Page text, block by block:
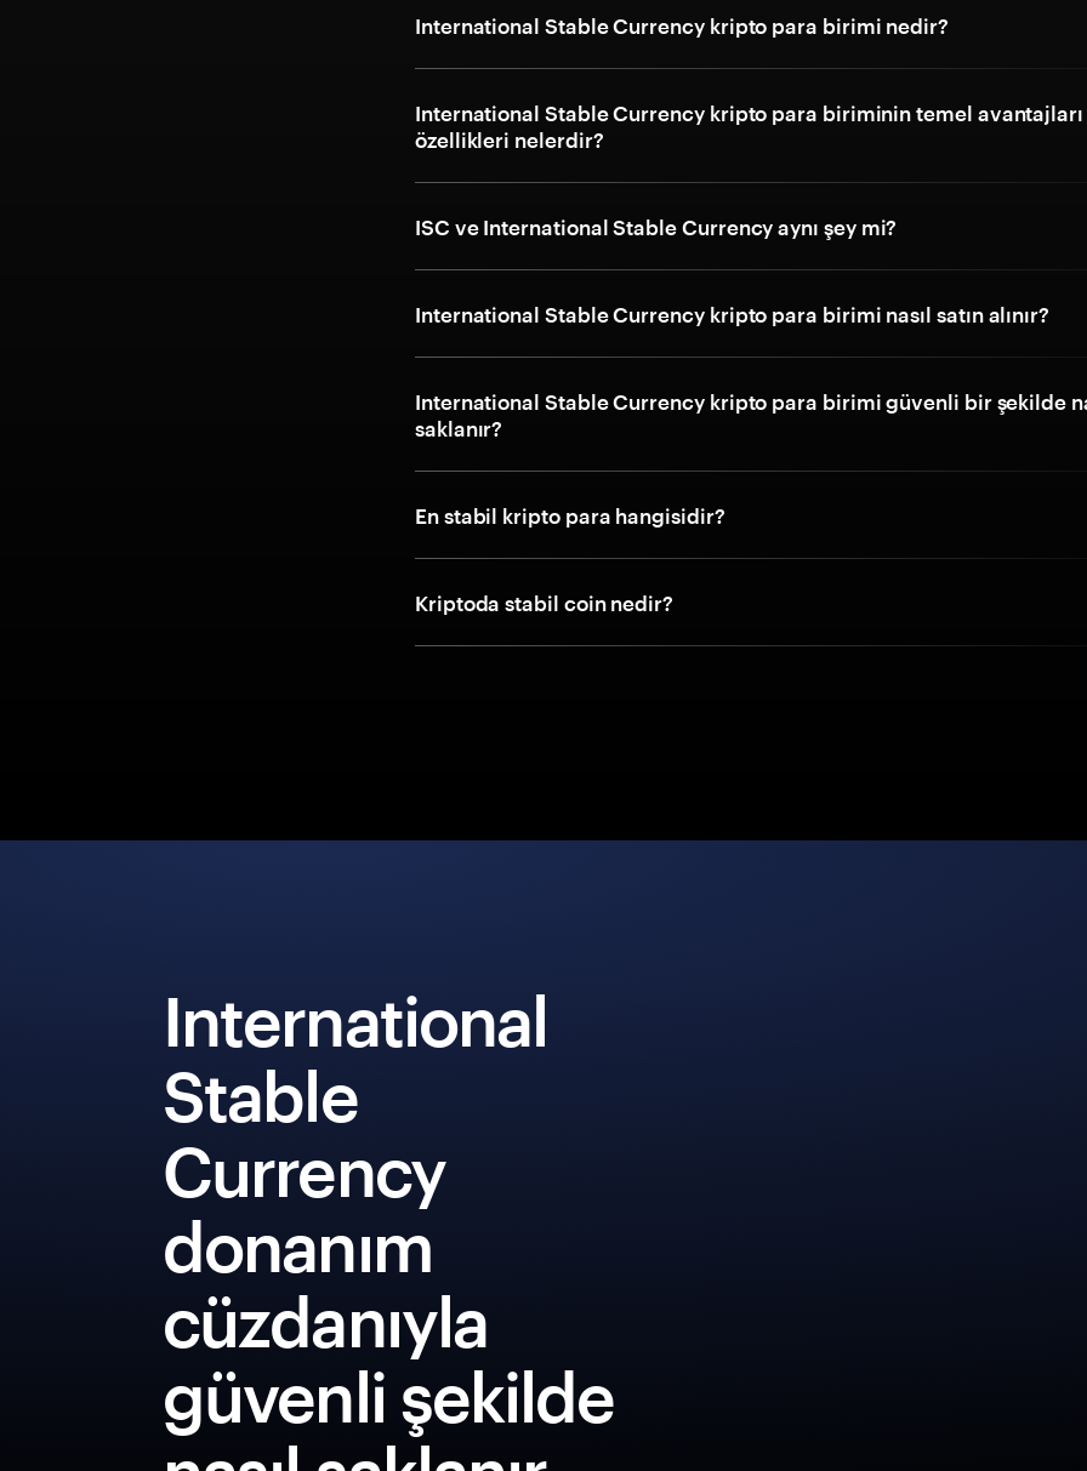
International Stable Currency kripto para birimi nedir?
International Stable Currency kripto para biriminin temel avantajları
özellikleri nelerdir?
ISC ve International Stable Currency aynı şey mi?
International Stable Currency kripto para birimi nasıl satın alınır?
International Stable Currency kripto para birimi güvenli bir şekilde
saklanır?
En stabil kripto para hangisidir?
Kriptoda stabil coin nedir?
International
Stable
Currency
donanım
cüzdanıyla
güvenli şekilde